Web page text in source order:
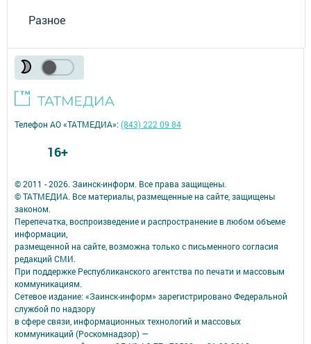
Разное
© 2011 - 2026. Заинск-информ. Все права защищены.
© ТАТМЕДИА. Все материалы, размещенные на сайте, защищены
законом.
Перепечатка, воспроизведение и распространение в любом объеме
информации,
размещенной на сайте, возможна только с письменного согласия
редакций СМИ.
При поддержке Республиканского агентства по печати и массовым
коммуникациям.
Сетевое издание: «Заинск-информ» зарегистрировано Федеральной
службой по надзору
в сфере связи, информационных технологий и массовых
коммуникаций (Роскомнадзор) —
Телефон АО «ТАТМЕДИА»:(843) 222 09 84
16+